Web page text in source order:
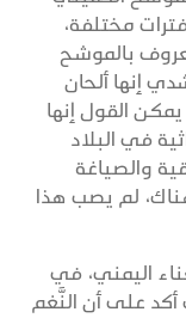
مختلفة،
بالموشح
إنها ألحان
القول إنها
في البلاد
والصياغة
هناك، لم يصب هذا
اليمني، في
أكد على أن النَّغم